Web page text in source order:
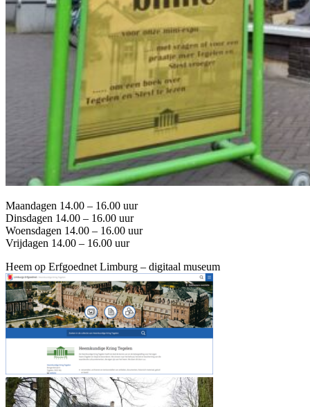
Maandagen 14.00 – 16.00 uur
Dinsdagen 14.00 – 16.00 uur
Woensdagen 14.00 – 16.00 uur
Vrijdagen 14.00 – 16.00 uur
Heem op Erfgoednet Limburg – digitaal museum